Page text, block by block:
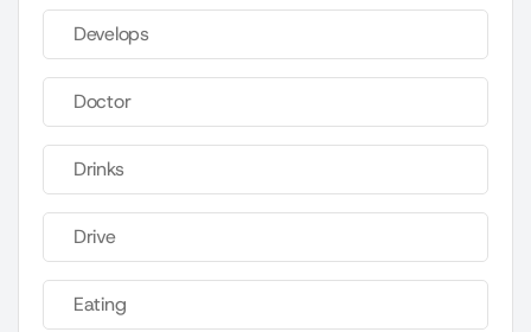
Develops
Doctor
Drinks
Drive
Eating